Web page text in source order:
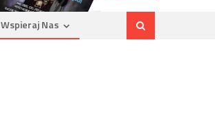
Wspieraj Nas